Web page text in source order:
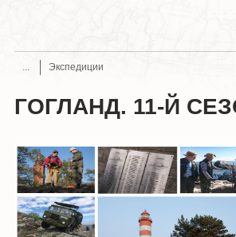
Экспедиции
ГОГЛАНД. 11-Й